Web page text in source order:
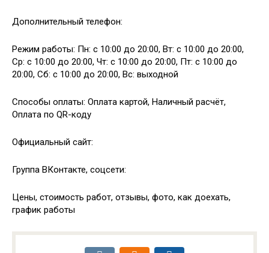
Дополнительный телефон:
Режим работы: Пн: с 10:00 до 20:00, Вт: с 10:00 до 20:00,
Ср: с 10:00 до 20:00, Чт: с 10:00 до 20:00, Пт: с 10:00 до
20:00, Сб: с 10:00 до 20:00, Вс: выходной
Способы оплаты: Оплата картой, Наличный расчёт,
Оплата по QR-коду
Официальный сайт:
Группа ВКонтакте, соцсети:
Цены, стоимость работ, отзывы, фото, как доехать,
график работы